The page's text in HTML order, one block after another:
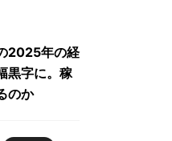
2025年の経
黒字に。稼
のか